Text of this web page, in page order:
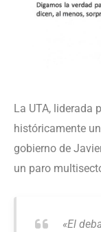
La UTA, liderada
históricamente
gobierno de
un paro
«El